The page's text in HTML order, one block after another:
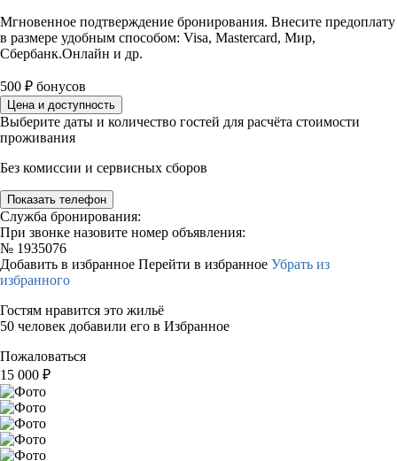
Мгновенное подтверждение бронирования. Внесите предоплату
в размере удобным способом: Visa, Mastercard, Мир,
Сбербанк.Онлайн и др.
500 ₽ бонусов
Цена и доступность
Выберите даты и количество гостей для расчёта стоимости
проживания
Без комиссии и сервисных сборов
Показать телефон
Служба бронирования:
При звонке назовите номер объявления:
№ 1935076
Добавить в избранное Перейти в избранное Убрать из
избранного
Гостям нравится это жильё
50 человек добавили его в Избранное
Пожаловаться
15 000 ₽